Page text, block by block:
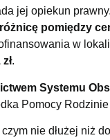
jej opiekun prawny.
pomiędzy
w
.
Systemu
Pomocy
czym nie dłużej niż